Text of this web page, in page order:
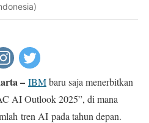
– IBMbaru saja menerbitkan
AI Outlook 2025”, di mana
tren AI pada tahun depan.